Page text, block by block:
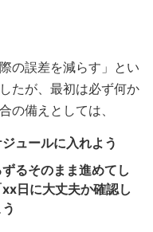
の誤差を減らす」とい
たが、最初は必ず何か
の備えとしては、
ュールに入れよう
るそのまま進めてし
日に大丈夫か確認し